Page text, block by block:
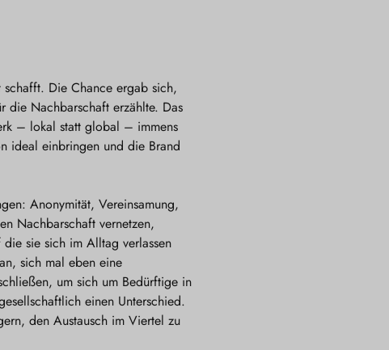
Die Chance ergab sich,
die Nachbarschaft erzählte. Das
– lokal statt global – immens
ideal einbringen und die Brand
Anonymität, Vereinsamung,
Nachbarschaft vernetzen,
sie sich im Alltag verlassen
sich mal eben eine
um sich um Bedürftige in
einen Unterschied.
den Austausch im Viertel zu